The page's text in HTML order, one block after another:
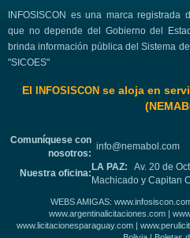
INFOSISCON es una marca registrada
que no depende del Gobierno del
brinda información pública del Sistema
"SICOES"
El INFOSISCONse aloja en
Comuníquese con
nosotros:
info@nemabol.com
Nuestra oficina:
LA PAZ: Av. 20 de
Machicado y Capitan
WEBS AMIGAS:
www.argentinalicitaciones.com |
www.licitacionesparaguay.com|